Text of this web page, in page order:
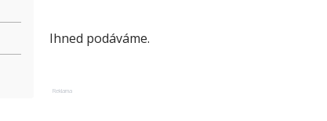
Ihned podáváme.
Reklama